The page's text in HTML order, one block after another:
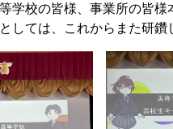
学校の皆様、事業所の皆
しては、これからまた研鑽